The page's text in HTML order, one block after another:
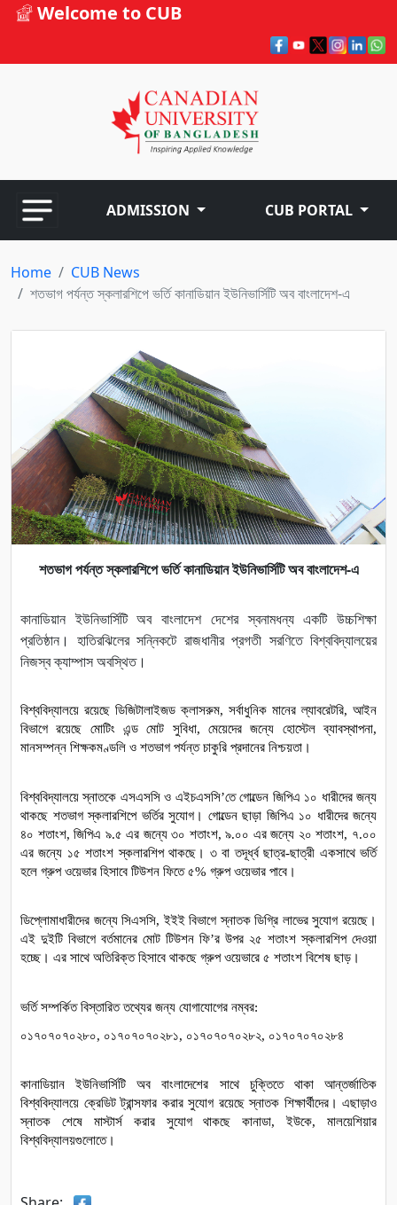
Welcome to CUB
ADMISSION CUB PORTAL
Home
CUB News
শতভাগ পর্যন্ত স্কলারশিপে ভর্তি কানাডিয়ান ইউনিভার্সিটি অব বাংলাদেশ-এ
শতভাগ পর্যন্ত স্কলারশিপে ভর্তি কানাডিয়ান ইউনিভার্সিটি অব বাংলাদেশ-এ
কানাডিয়ান ইউনিভার্সিটি অব বাংলাদেশ দেশের স্বনামধন্য একটি উচ্চশিক্ষা
প্রতিষ্ঠান। হাতিরঝিলের সন্নিকটে রাজধানীর প্রগতী সরণিতে বিশ্ববিদ্যালয়ের
নিজস্ব ক্যাম্পাস অবস্থিত।
বিশ্ববিদ্যালয়ে রয়েছে ডিজিটালাইজড ক্লাসরুম, সর্বাধুনিক মানের ল্যাবরেটরি, আইন
বিভাগে রয়েছে মোটিং এন্ড মোট সুবিধা, মেয়েদের জন্যে হোস্টেল ব্যাবস্থাপনা,
মানসম্পন্ন শিক্ষকমণ্ডলি ও শতভাগ পর্যন্ত চাকুরি প্রদানের নিশ্চয়তা।
বিশ্ববিদ্যালয়ে স্নাতকে এসএসসি ও এইচএসসি’তে গোল্ডেন জিপিএ ১০ ধারীদের জন্য
থাকছে শতভাগ স্কলারশিপে ভর্তির সুযোগ। গোল্ডেন ছাড়া জিপিএ ১০ ধারীদের জন্যে
৪০ শতাংশ, জিপিএ ৯.৫ এর জন্যে ৩০ শতাংশ, ৯.০০ এর জন্যে ২০ শতাংশ, ৭.০০
এর জন্যে ১৫ শতাংশ স্কলারশিপ থাকছে। ৩ বা তদূর্ধ্ব ছাত্র-ছাত্রী একসাথে ভর্তি
হলে গ্রুপ ওয়েভার হিসাবে টিউশন ফিতে ৫% গ্রুপ ওয়েভার পাবে।
ডিপ্লোমাধারীদের জন্যে সিএসসি, ইইই বিভাগে স্নাতক ডিগ্রি লাভের সুযোগ রয়েছে।
এই দুইটি বিভাগে বর্তমানের মোট টিউশন ফি’র উপর ২৫ শতাংশ স্কলারশিপ দেওয়া
হচ্ছে। এর সাথে অতিরিক্ত হিসাবে থাকছে গ্রুপ ওয়েভারে ৫ শতাংশ বিশেষ ছাড়।
ভর্তি সম্পর্কিত বিস্তারিত তথ্যের জন্য যোগাযোগের নম্বর:
০১৭০৭০৭০২৮০, ০১৭০৭০৭০২৮১, ০১৭০৭০৭০২৮২, ০১৭০৭০৭০২৮৪
কানাডিয়ান ইউনিভার্সিটি অব বাংলাদেশের সাথে চুক্তিতে থাকা আন্তর্জাতিক
বিশ্ববিদ্যালয়ে ক্রেডিট ট্রান্সফার করার সুযোগ রয়েছে স্নাতক শিক্ষার্থীদের। এছাড়াও
স্নাতক শেষে মাস্টার্স করার সুযোগ থাকছে কানাডা, ইউকে, মালয়েশিয়ার
বিশ্ববিদ্যালয়গুলোতে।